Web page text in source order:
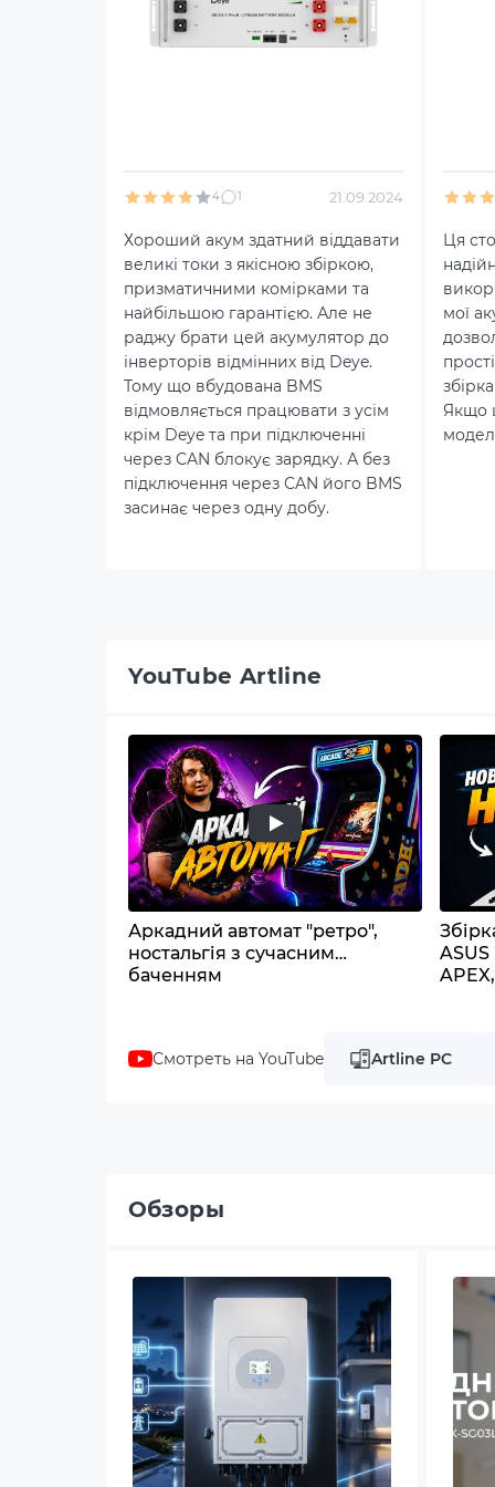
4 1 21.09.2024
Хороший акум здатний віддавати
великі токи з якісною збіркою,
призматичними комірками та
найбільшою гарантією. Але не
раджу брати цей акумулятор до
інверторів відмінних від Deye.
Тому що вбудована BMS
відмовляється працювати з усім
крім Deye та при підключенні
через CAN блокує зарядку. А без
підключення через CAN його BMS
засинає через одну добу.
Ця
мої
Якщо
YouTube Artline
Аркадний автомат "ретро",
ностальгія з сучасним
баченням
ASUS
Смотреть на YouTube Artline PC
Обзоры